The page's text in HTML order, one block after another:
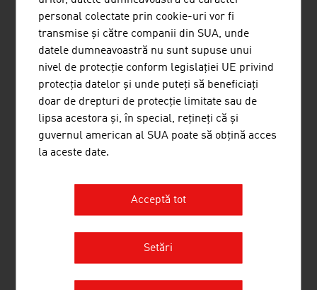
inginerie și cooperarea interdisciplinară conduc
la cercetări internaționale de top și ...
BRIDGE IT
UNTERNEHMENSBERATUNGSGESELL
SCHAFT M.B.H.
DR. PENDL & DR. PISWANGER
GESELLSCHAFT M.B.H.
personal colectate prin cookie-uri vor fi
transmise și către companii din SUA, unde
datele dumneavoastră nu sunt supuse unui
nivel de protecție conform legislației UE privind
protecția datelor și unde puteți să beneficiați
doar de drepturi de protecție limitate sau de
lipsa acestora și, în special, rețineți că și
guvernul american al SUA poate să obțină acces
la aceste date.
Acceptă tot
Setări